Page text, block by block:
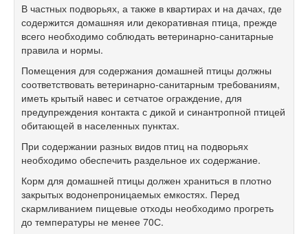
В частных подворьях, а также в квартирах и на дачах, где
содержится домашняя или декоративная птица, прежде
всего необходимо соблюдать ветеринарно-санитарные
правила и нормы.
Помещения для содержания домашней птицы должны
соответствовать ветеринарно-санитарным требованиям,
иметь крытый навес и сетчатое ограждение, для
предупреждения контакта с дикой и синантропной птицей
обитающей в населенных пунктах.
При содержании разных видов птиц на подворьях
необходимо обеспечить раздельное их содержание.
Корм для домашней птицы должен храниться в плотно
закрытых водонепроницаемых емкостях. Перед
скармливанием пищевые отходы необходимо прогреть
до температуры не менее 70С.